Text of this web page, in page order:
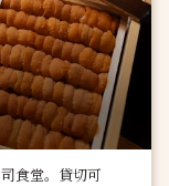
食堂。貸切可